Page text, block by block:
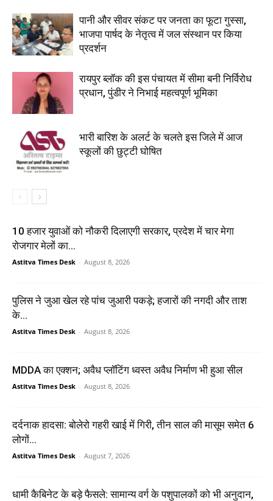
पानी और सीवर संकट पर जनता का फूटा गुस्सा,
भाजपा पार्षद के नेतृत्व में जल संस्थान पर किया
प्रदर्शन
रायपुर ब्लॉक की इस पंचायत में सीमा बनी निर्विरोध
प्रधान, पुंडीर ने निभाई महत्वपूर्ण भूमिका
भारी बारिश के अलर्ट के चलते इस जिले में आज
स्कूलों की छुट्टी घोषित
10 हजार युवाओं को नौकरी दिलाएगी सरकार, प्रदेश में चार मेगा
रोजगार मेलों का...
Astitva Times Desk - August 8, 2026
पुलिस ने जुआ खेल रहे पांच जुआरी पकड़े; हजारों की नगदी और ताश
के...
Astitva Times Desk - August 8, 2026
MDDA का एक्शन; अवैध प्लॉटिंग ध्वस्त अवैध निर्माण भी हुआ सील
Astitva Times Desk - August 8, 2026
दर्दनाक हादसा: बोलेरो गहरी खाई में गिरी, तीन साल की मासूम समेत 6
लोगों...
Astitva Times Desk - August 7, 2026
धामी कैबिनेट के बड़े फैसले: सामान्य वर्ग के पशुपालकों को भी अनुदान,